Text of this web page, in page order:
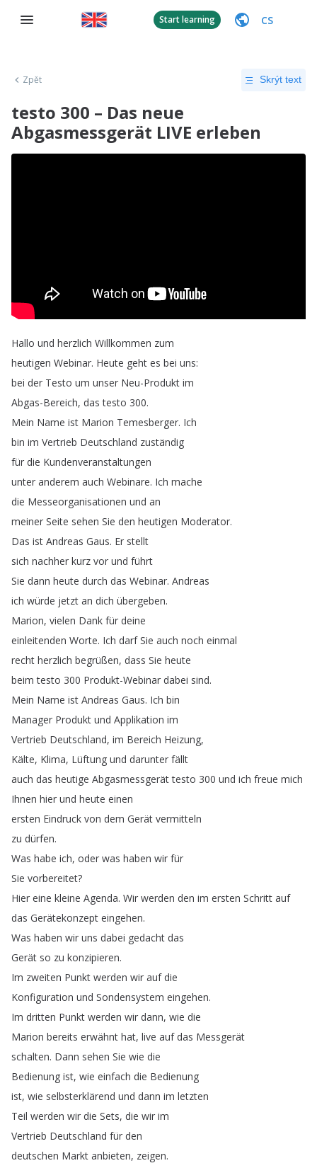
Start learning CS
Zpět Skrýt text
testo 300 – Das neue
Abgasmessgerät LIVE erleben
Hallo und herzlich Willkommen zum
heutigen Webinar. Heute geht es bei uns:
bei der Testo um unser Neu-Produkt im
Abgas-Bereich, das testo 300.
Mein Name ist Marion Temesberger. Ich
bin im Vertrieb Deutschland zuständig
für die Kundenveranstaltungen
unter anderem auch Webinare. Ich mache
die Messeorganisationen und an
meiner Seite sehen Sie den heutigen Moderator.
Das ist Andreas Gaus. Er stellt
sich nachher kurz vor und führt
Sie dann heute durch das Webinar. Andreas
ich würde jetzt an dich übergeben.
Marion, vielen Dank für deine
einleitenden Worte. Ich darf Sie auch noch einmal
recht herzlich begrüßen, dass Sie heute
beim testo 300 Produkt-Webinar dabei sind.
Mein Name ist Andreas Gaus. Ich bin
Manager Produkt und Applikation im
Vertrieb Deutschland, im Bereich Heizung,
Kälte, Klima, Lüftung und darunter fällt
auch das heutige Abgasmessgerät testo 300 und ich freue mich
Ihnen hier und heute einen
ersten Eindruck von dem Gerät vermitteln
zu dürfen.
Was habe ich, oder was haben wir für
Sie vorbereitet?
Hier eine kleine Agenda. Wir werden den im ersten Schritt auf
das Gerätekonzept eingehen.
Was haben wir uns dabei gedacht das
Gerät so zu konzipieren.
Im zweiten Punkt werden wir auf die
Konfiguration und Sondensystem eingehen.
Im dritten Punkt werden wir dann, wie die
Marion bereits erwähnt hat, live auf das Messgerät
schalten. Dann sehen Sie wie die
Bedienung ist, wie einfach die Bedienung
ist, wie selbsterklärend und dann im letzten
Teil werden wir die Sets, die wir im
Vertrieb Deutschland für den
deutschen Markt anbieten, zeigen.